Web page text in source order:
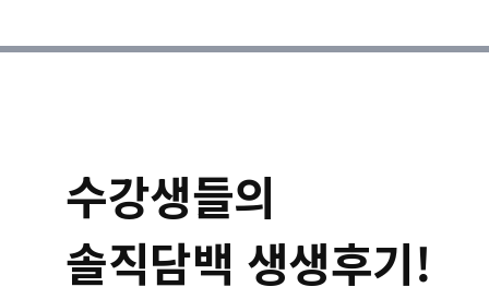
수강생들의
솔직담백 생생후기!